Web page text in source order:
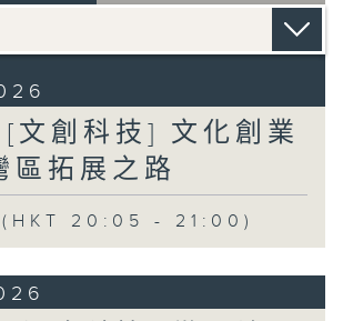
文創科技] 文化創業
區拓展之路
20:05 - 21:00)